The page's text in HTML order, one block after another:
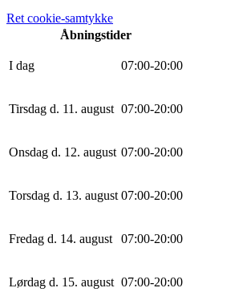
Ret cookie-samtykke
Åbningstider
I dag 07:00-20:00
Tirsdag d. 11. august 07:00-20:00
Onsdag d. 12. august 07:00-20:00
Torsdag d. 13. august 07:00-20:00
Fredag d. 14. august 07:00-20:00
Lørdag d. 15. august 07:00-20:00